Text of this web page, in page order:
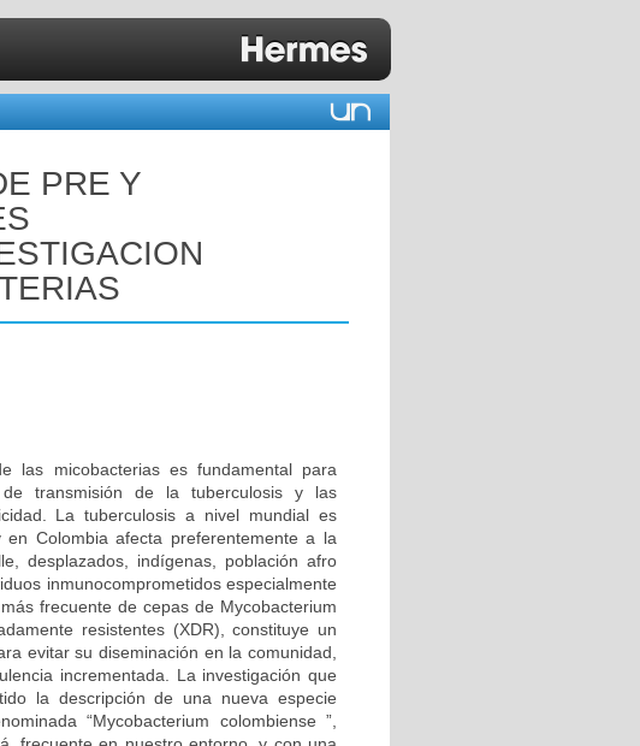
PRE Y
las micobacterias es fundamental para
transmisión de la tuberculosis y las
La tuberculosis a nivel mundial es
Colombia afecta preferentemente a la
desplazados, indígenas, población afro
inmunocomprometidos especialmente
frecuente de cepas de Mycobacterium
resistentes (XDR), constituye un
evitar su diseminación en la comunidad,
incrementada. La investigación que
la descripción de una nueva especie
“Mycobacterium colombiense ”,